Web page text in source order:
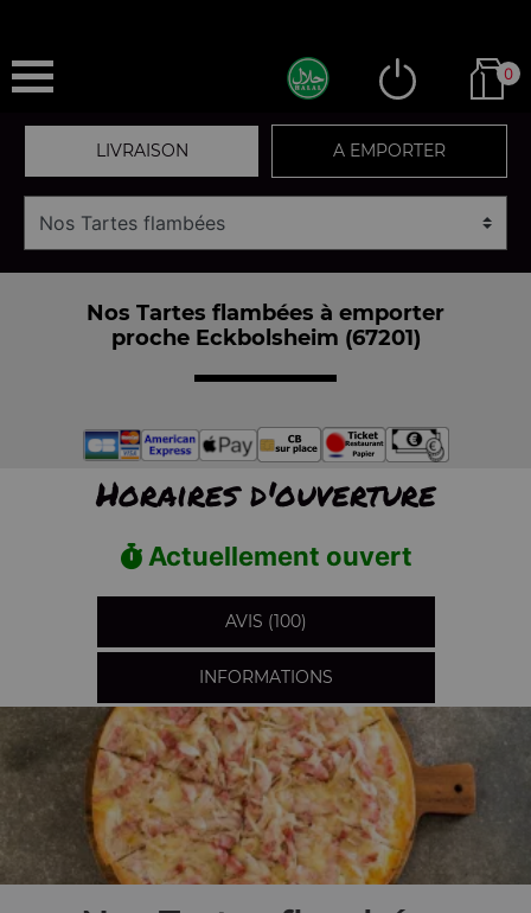
0
LIVRAISON A EMPORTER
Nos Tartes flambées à emporter
proche Eckbolsheim (67201)
Horaires d'ouverture
Actuellement ouvert
AVIS (100)
INFORMATIONS